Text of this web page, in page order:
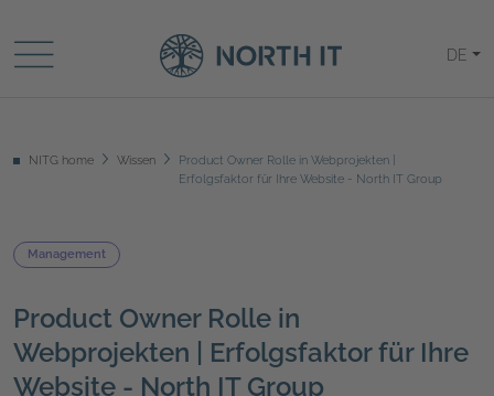
DE
NITG home Wissen
Product Owner Rolle in Webprojekten |
Erfolgsfaktor für Ihre Website - North IT Group
Management
Product Owner Rolle in
Webprojekten | Erfolgsfaktor für Ihre
Website - North IT Group